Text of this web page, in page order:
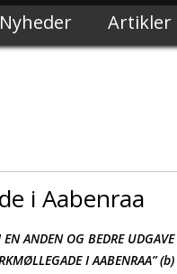
Nyheder Artikler
i Aabenraa
ANDEN OG BEDRE
I AABENRAA” (b)